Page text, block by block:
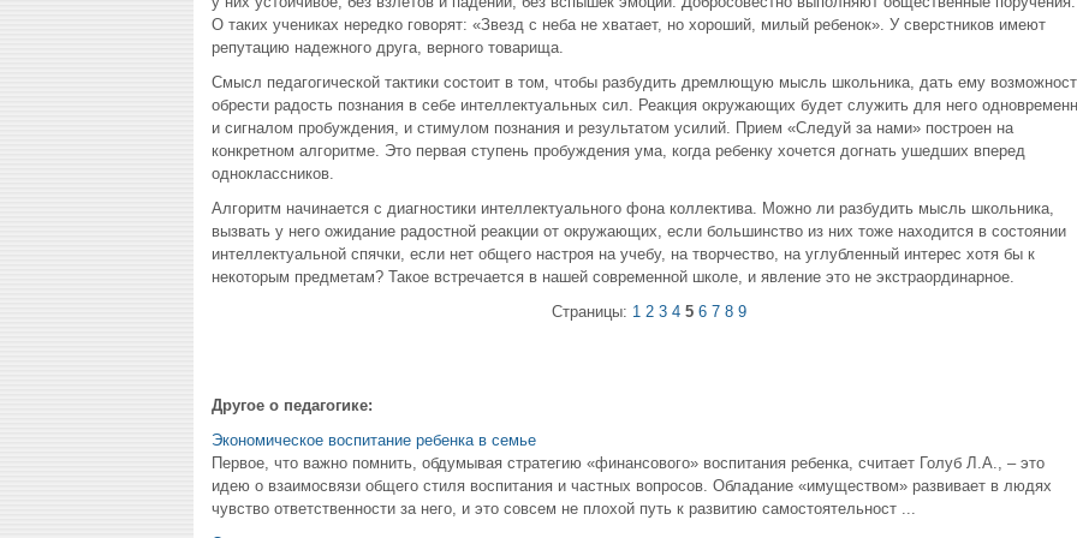
О таких учениках нередко говорят: «Звезд с неба не хватает, но хороший, милый ребенок». У сверстников имеют
репутацию надежного друга, верного товарища.
Смысл педагогической тактики состоит в том, чтобы разбудить дремлющую мысль школьника, дать ему
обрести радость познания в себе интеллектуальных сил. Реакция окружающих будет служить для него
и сигналом пробуждения, и стимулом познания и результатом усилий. Прием «Следуй за нами» построен на
конкретном алгоритме. Это первая ступень пробуждения ума, когда ребенку хочется догнать ушедших вперед
одноклассников.
Алгоритм начинается с диагностики интеллектуального фона коллектива. Можно ли разбудить мысль школьника,
вызвать у него ожидание радостной реакции от окружающих, если большинство из них тоже находится в состоянии
интеллектуальной спячки, если нет общего настроя на учебу, на творчество, на углубленный интерес хотя бы к
некоторым предметам? Такое встречается в нашей современной школе, и явление это не экстраординарное.
Страницы: 1 2 3 4 5 6 7 8 9
Другое о педагогике:
Экономическое воспитание ребенка в семье
Первое, что важно помнить, обдумывая стратегию «финансового» воспитания ребенка, считает Голуб Л.А., – это
идею о взаимосвязи общего стиля воспитания и частных вопросов. Обладание «имуществом» развивает в людях
чувство ответственности за него, и это совсем не плохой путь к развитию самостоятельност ...